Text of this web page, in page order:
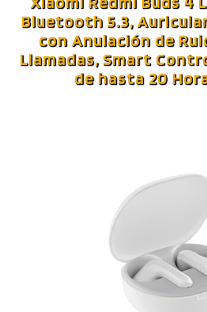
Bluetooth 5.3,
con Anulación de
Llamadas, Smart
de hasta 20